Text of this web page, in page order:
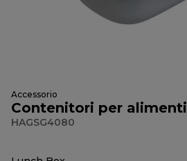
Accessorio
Contenitori per alimenti
HAGSG4080